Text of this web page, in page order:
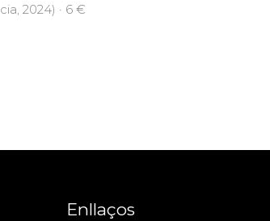
2024) · 6 €
Enllaços